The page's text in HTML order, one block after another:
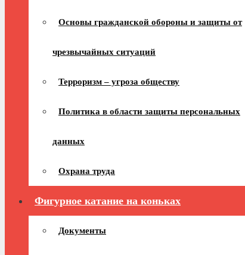
Основы гражданской обороны и защиты от
чрезвычайных ситуаций
Терроризм – угроза обществу
Политика в области защиты персональных
данных
Охрана труда
Фигурное катание на коньках
Документы